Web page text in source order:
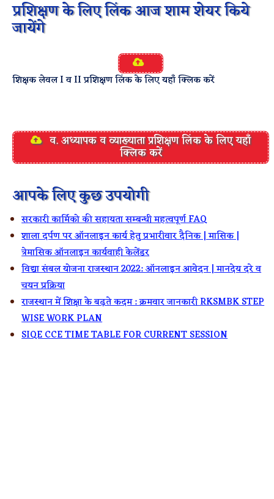
प्रशिक्षण के लिए लिंक आज शाम शेयर किये
जायेंगे
शिक्षक लेवल I व II प्रशिक्षण लिंक के लिए यहाँ क्लिक करें
व. अध्यापक व व्याख्याता प्रशिक्षण लिंक के लिए यहाँ
क्लिक करें
आपके लिए कुछ उपयोगी
सरकारी कार्मिको की सहायता सम्बन्धी महत्वपूर्ण FAQ
शाला दर्पण पर ऑनलाइन कार्य हेतु प्रभारीवार दैनिक | मासिक |
त्रेमासिक ऑनलाइन कार्यवाही केलेंडर
विद्या संबल योजना राजस्थान 2022: ऑनलाइन आवेदन | मानदेय दरे व
चयन प्रक्रिया
राजस्थान में शिक्षा के बढ़ते कदम : क्रमवार जानकारी RKSMBK STEP
WISE WORK PLAN
SIQE CCE TIME TABLE FOR CURRENT SESSION